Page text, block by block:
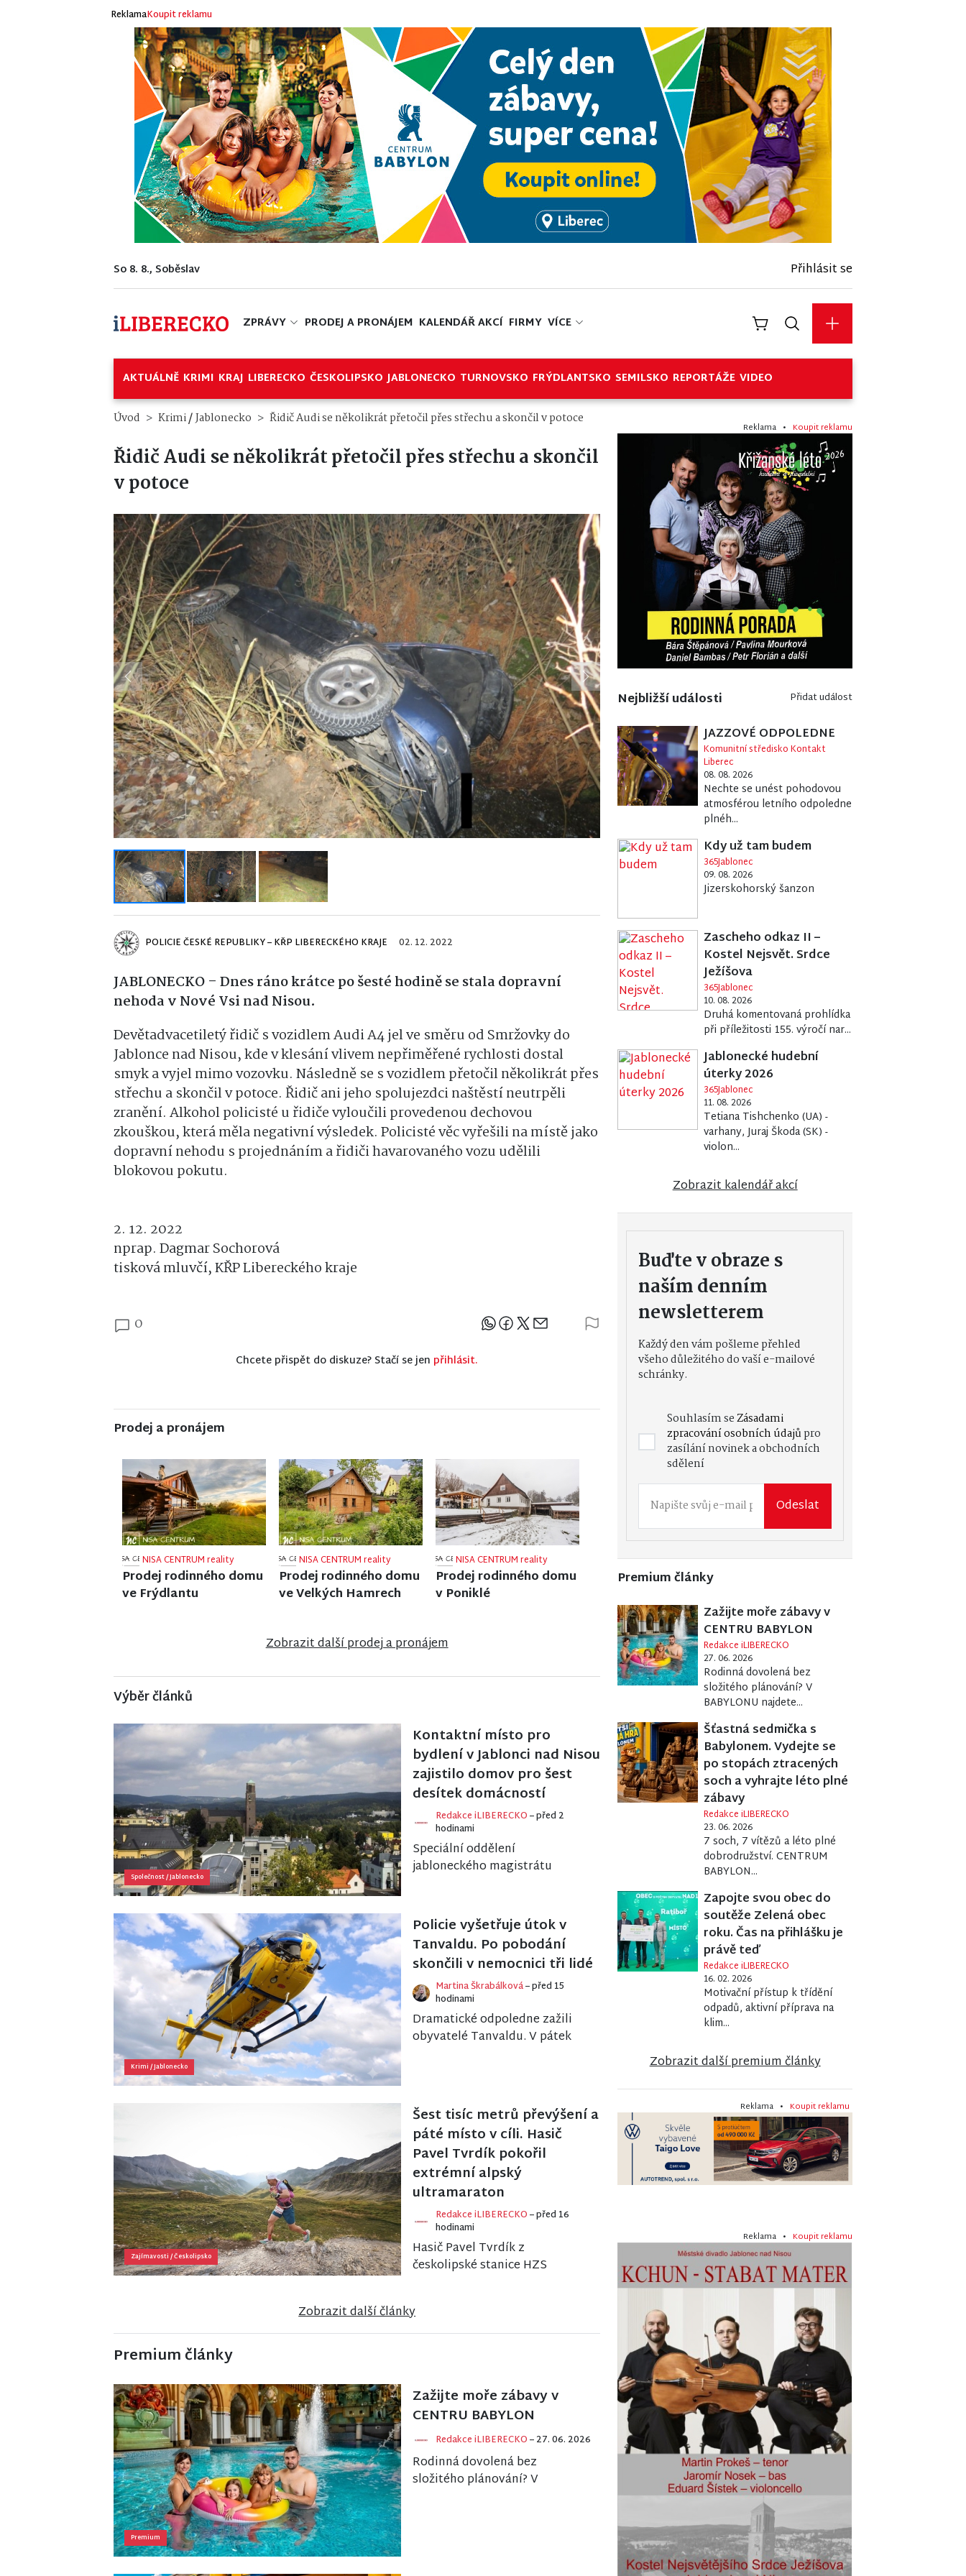
ReklamaKoupit reklamu
So 8. 8., Soběslav Přihlásit se
ZPRÁVY PRODEJ A PRONÁJEM KALENDÁŘ AKCÍ FIRMY VÍCE
AKTUÁLNĚ KRIMI KRAJ LIBERECKO ČESKOLIPSKO JABLONECKO TURNOVSKO FRÝDLANTSKO SEMILSKO REPORTÁŽE VIDEO
Úvod Krimi/Jablonecko Řidič Audi se několikrát přetočil přes střechu a skončil v potoce
Řidič Audi se několikrát přetočil přes střechu a skončil
v potoce
Previous Next
POLICIE ČESKÉ REPUBLIKY – KŘP LIBERECKÉHO KRAJE 02. 12. 2022
JABLONECKO – Dnes ráno krátce po šesté hodině se stala dopravní
nehoda v Nové Vsi nad Nisou.
Devětadvacetiletý řidič s vozidlem Audi A4 jel ve směru od Smržovky do
Jablonce nad Nisou, kde v klesání vlivem nepřiměřené rychlosti dostal
smyk a vyjel mimo vozovku. Následně se s vozidlem přetočil několikrát přes
střechu a skončil v potoce. Řidič ani jeho spolujezdci naštěstí neutrpěli
zranění. Alkohol policisté u řidiče vyloučili provedenou dechovou
zkouškou, která měla negativní výsledek. Policisté věc vyřešili na místě jako
dopravní nehodu s projednáním a řidiči havarovaného vozu udělili
blokovou pokutu.
2. 12. 2022
nprap. Dagmar Sochorová
tisková mluvčí, KŘP Libereckého kraje
0
Sdílejte článek
Chcete přispět do diskuze? Stačí se jen přihlásit.
Prodej a pronájem
NISA CENTRUM reality
Prodej ubytovacího
zařízení v Janově nad
NISA CENTRUM reality
Prodej rodinného domu
v Jiřetíně pod Bukovou
NISA CENTRUM reality
Prodej činžovního domu
v Jablonci nad Nisou
Zobrazit další prodej a pronájem
Výběr článků
Společnost/Jablonecko
Kontaktní místo pro
bydlení v Jablonci nad Nisou
zajistilo domov pro šest
desítek domácností
Redakce iLIBERECKO– před 2
hodinami
Speciální oddělení
jabloneckého magistrátu
nad hlavou 61 domácnostem v
k...
Krimi /Jablonecko
Policie vyšetřuje útok v
Tanvaldu. Po pobodání
skončili v nemocnici tři lidé
Martina Škrabálková– před 15
hodinami
Dramatické odpoledne zažili
obyvatelé Tanvaldu. V pátek
Zajímavosti /Českolipsko
Šest tisíc metrů převýšení a
páté místo v cíli. Hasič
Pavel Tvrdík pokořil
extrémní alpský
ultramaraton
Redakce iLIBERECKO– před 16
hodinami
Hasič Pavel Tvrdík z
českolipské stanice HZS
Grossglockner Ultra-Trail svů...
Zobrazit další články
Premium články
Premium
Zažijte moře zábavy v
CENTRU BABYLON
Redakce iLIBERECKO– 27. 06. 2026
Rodinná dovolená bez
složitého plánování? V
Reklama • Koupit reklamu
Nejbližší události Přidat událost
JAZZOVÉ ODPOLEDNE
Komunitní středisko Kontakt
Liberec
08. 08. 2026
Nechte se unést pohodovou
atmosférou letního odpoledne
plnéh...
Kdy už tam budem
365Jablonec
09. 08. 2026
Jizerskohorský šanzon
Zascheho odkaz II –
Kostel Nejsvět. Srdce
Ježíšova
365Jablonec
10. 08. 2026
Druhá komentovaná prohlídka
při příležitosti 155. výročí nar...
Jablonecké hudební
úterky 2026
365Jablonec
11. 08. 2026
Tetiana Tishchenko (UA) -
varhany, Juraj Škoda (SK) -
violon...
Zobrazit kalendář akcí
Buďte v obraze s
naším denním
newsletterem
Každý den vám pošleme přehled
všeho důležitého do vaší e-mailové
schránky.
Souhlasím seZásadami
zpracování osobních údajůpro
zasílání novinek a obchodních
sdělení
Odeslat
Premium články
Zažijte moře zábavy v
CENTRU BABYLON
Redakce iLIBERECKO
27. 06. 2026
Rodinná dovolená bez
složitého plánování? V
BABYLONU najdete...
Šťastná sedmička s
Babylonem. Vydejte se
po stopách ztracených
soch a vyhrajte léto plné
zábavy
Redakce iLIBERECKO
23. 06. 2026
7 soch, 7 vítězů a léto plné
dobrodružství. CENTRUM
BABYLON...
Zapojte svou obec do
soutěže Zelená obec
roku. Čas na přihlášku je
právě teď
Redakce iLIBERECKO
16. 02. 2026
Motivační přístup k třídění
odpadů, aktivní příprava na
klim...
Zobrazit další premium články
Reklama • Koupit reklamu
Reklama • Koupit reklamu